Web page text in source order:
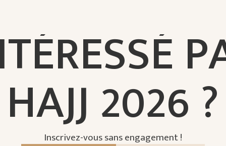
TÉRESSÉ P
HAJJ 2026?
Inscrivez-vous sans engagement !